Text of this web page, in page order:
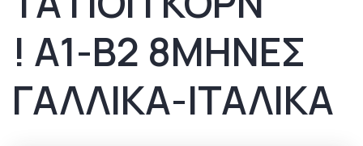
! A1-B2 8MHNEΣ
ΓΑΛΛΙΚΑ-ΙΤΑΛΙΚΑ